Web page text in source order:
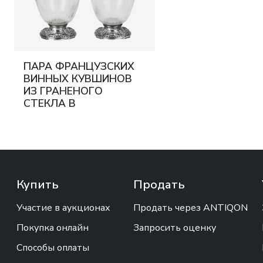
ПАРА ФРАНЦУЗСКИХ
ВИННЫХ КУВШИНОВ
ИЗ ГРАНЕНОГО
СТЕКЛА В
ВЕКА
Купить
Участие в аукционах
Покупка онлайн
Способы оплаты
Продать
Продать через ANTIQON
Запросить оценку